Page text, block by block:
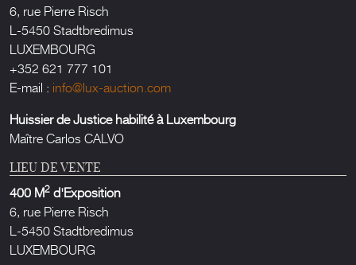
6, rue Pierre Risch
L-5450 Stadtbredimus
LUXEMBOURG
+352 621 777 101
E-mail : info@lux-auction.com
Huissier de Justice habilité à Luxembourg
Maître Carlos CALVO
LIEU DE VENTE
400 M2 d'Exposition
6, rue Pierre Risch
L-5450 Stadtbredimus
LUXEMBOURG